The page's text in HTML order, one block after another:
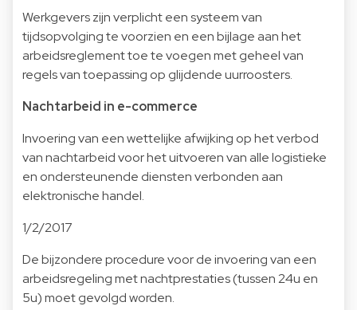
Werkgevers zijn verplicht een systeem van
tijdsopvolging te voorzien en een bijlage aan het
arbeidsreglement toe te voegen met geheel van
regels van toepassing op glijdende uurroosters.
Nachtarbeid in e-commerce
Invoering van een wettelijke afwijking op het verbod
van nachtarbeid voor het uitvoeren van alle logistieke
en ondersteunende diensten verbonden aan
elektronische handel.
1/2/2017
De bijzondere procedure voor de invoering van een
arbeidsregeling met nachtprestaties (tussen 24u en
5u) moet gevolgd worden.